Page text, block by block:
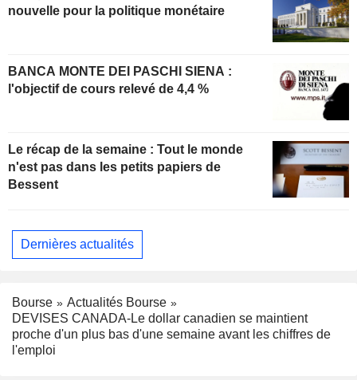
nouvelle pour la politique monétaire
BANCA MONTE DEI PASCHI SIENA :
l'objectif de cours relevé de 4,4 %
Le récap de la semaine : Tout le monde
n'est pas dans les petits papiers de
Bessent
Dernières actualités
Bourse
Actualités Bourse
DEVISES CANADA-Le dollar canadien se maintient
proche d'un plus bas d'une semaine avant les chiffres de
l'emploi